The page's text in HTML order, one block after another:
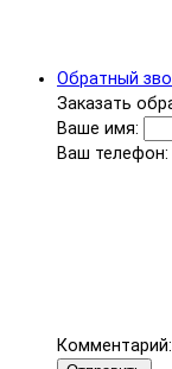
Обратный
Заказать
Ваше имя:
Ваш телефон:
Комментарий: